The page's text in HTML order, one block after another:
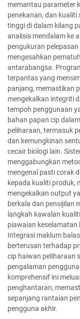
memantau parameter
penekanan, dan
tinggi di dalam kilang
analisis mendalam ke
pengukuran
mengesahkan
antarabangsa.
terpantas yang
panjang, memastikan
mengekalkan integriti
tempoh penggunaan
bahan papan cip
peliharaan, termasuk
dan kemungkinan
cecair biologi lain.
menggabungkan
mengenal pasti corak
kepada kualiti produk,
mengekalkan output
berkala dan pensijilan
langkah kawalan
piawaian keselamatan
Integrasi maklum
berterusan terhadap
cip haiwan peliharaan
pengalaman
komprehensif ini
penghantaran,
sepanjang rantaian
pengguna akhir.